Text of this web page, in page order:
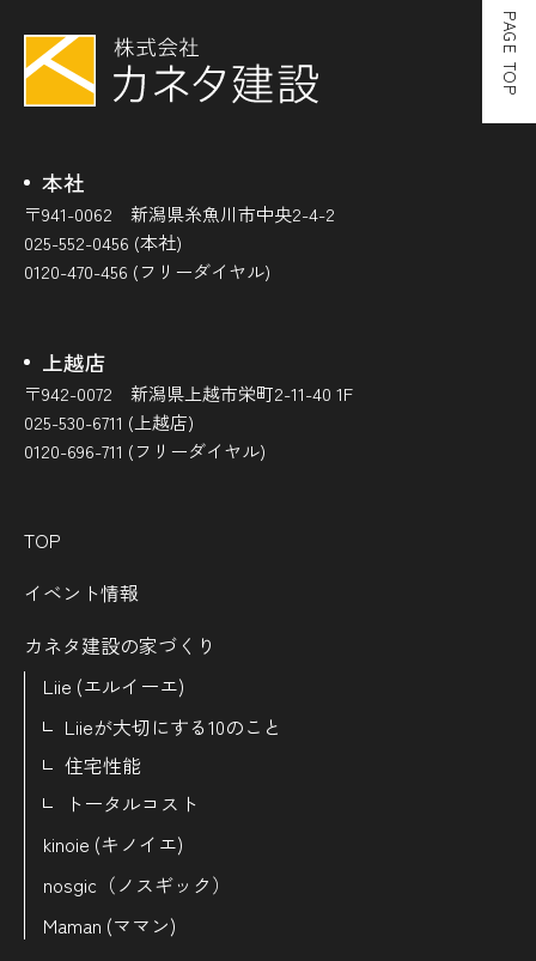
本社
〒941-0062 新潟県糸魚川市中央2-4-2
025-552-0456 (本社)
0120-470-456 (フリーダイヤル)
上越店
〒942-0072 新潟県上越市栄町2-11-40 1F
025-530-6711 (上越店)
0120-696-711 (フリーダイヤル)
TOP
イベント情報
カネタ建設の家づくり
Liie (エルイーエ)
Liieが大切にする10のこと
住宅性能
トータルコスト
kinoie (キノイエ)
nosgic（ノスギック）
Maman (ママン)
PAGE TOP